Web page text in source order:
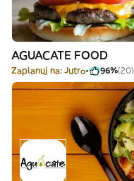
AGUACATE FOOD
Zaplanuj na: Jutro 96%(20)